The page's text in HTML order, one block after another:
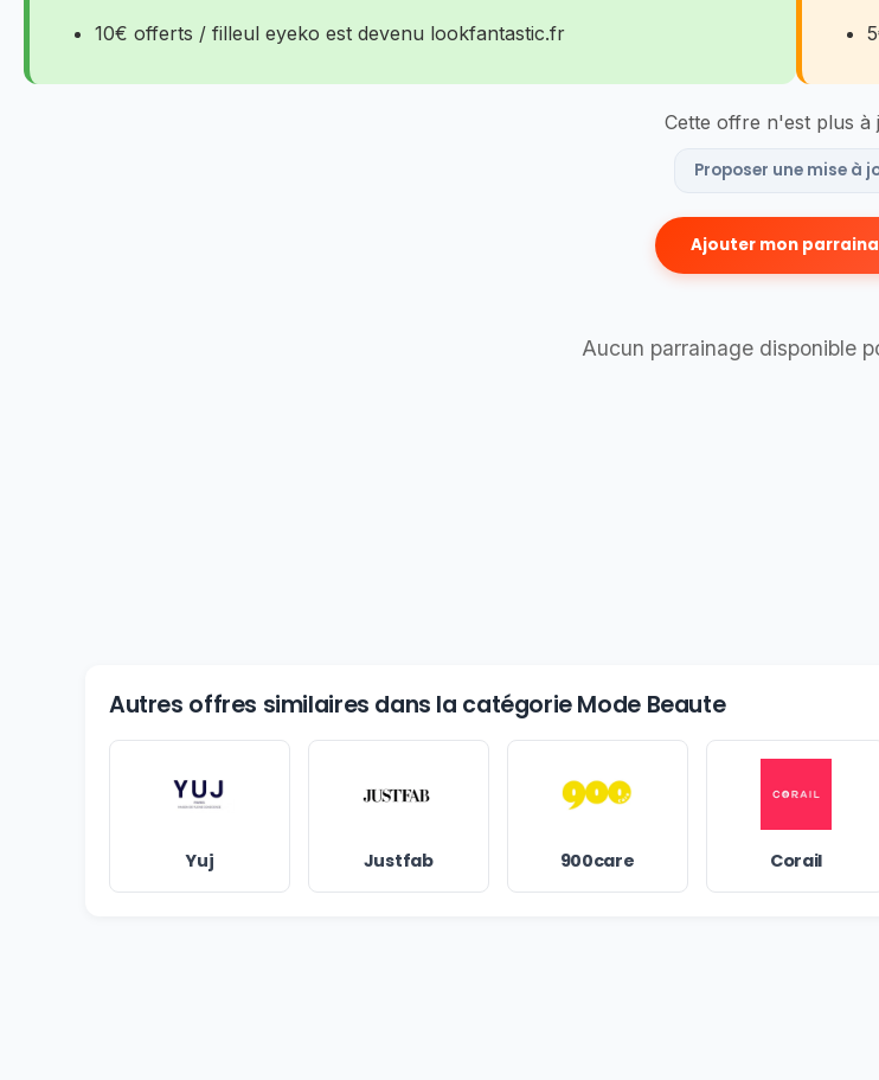
10€ offerts / filleul eyeko est devenu lookfantastic.fr
Cette offre n'est plus à
Proposer une mise à
Ajouter mon
Aucun parrainage disponible
Autres offres similaires dans la catégorie Mode Beaute
Yuj Justfab 900care Corail